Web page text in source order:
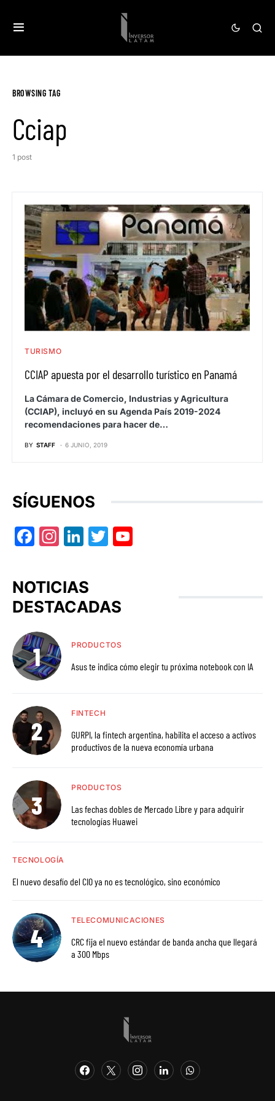
BROWSING TAG
Cciap
1 post
TURISMO
CCIAP apuesta por el desarrollo turístico en Panamá
La Cámara de Comercio, Industrias y Agricultura
(CCIAP), incluyó en su Agenda País 2019-2024
recomendaciones para hacer de…
BY STAFF 6 JUNIO, 2019
SÍGUENOS
Facebook
Instagram
LinkedIn
Twitter
NOTICIAS
DESTACADAS
PRODUCTOS
Asus te indica cómo elegir tu próxima notebook con IA
FINTECH
GURPI, la fintech argentina, habilita el acceso a activos
productivos de la nueva economía urbana
PRODUCTOS
Las fechas dobles de Mercado Libre y para adquirir
tecnologías Huawei
TECNOLOGÍA
El nuevo desafío del CIO ya no es tecnológico, sino económico
TELECOMUNICACIONES
CRC fija el nuevo estándar de banda ancha que llegará
a 300 Mbps